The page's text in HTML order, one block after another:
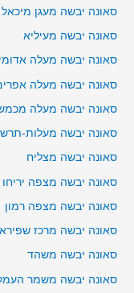
סאונה יבשה מעגן מיכאל
סאונה יבשה מעיליא
סאונה יבשה מעלה
סאונה יבשה מעלה
סאונה יבשה מעלה
סאונה יבשה מעלות-
סאונה יבשה מצליח
סאונה יבשה מצפה יריחו
סאונה יבשה מצפה רמון
סאונה יבשה מרכז שפירא
סאונה יבשה משהד
סאונה יבשה משמר